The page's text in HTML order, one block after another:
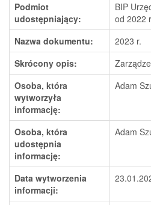
Podmiot
udostępniający:
BIP
od 2022
Nazwa dokumentu:
2023 r.
Skrócony opis:
Osoba, która
wytworzyła
informację:
Adam
Osoba, która
udostępnia
informację:
Adam
Data wytworzenia
informacji: